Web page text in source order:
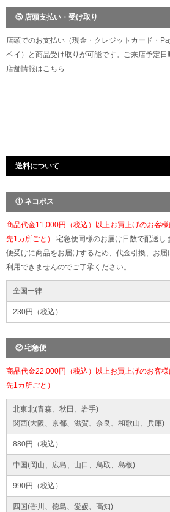
⑤ 店頭支払い・受け取り
店頭でのお支払い（現金・クレジットカード・
ペイ）と商品受け取りが可能です。ご来店予定日
店舗情報はこちら
送料について
① ネコポス
商品代金11,000円（税込）以上お買上げのお客
先1カ所ごと） 宅急便同様のお届け日数で配送し
便受けに商品をお届けするため、代金引換、お
利用できませんのでご了承ください。
全国一律
230円（税込）
② 宅急便
商品代金22,000円（税込）以上お買上げのお客
先1カ所ごと）
北東北(青森、秋田、岩手)
関西(大阪、京都、滋賀、奈良、和歌山、兵庫)
880円（税込）
中国(岡山、広島、山口、鳥取、島根)
990円（税込）
四国(香川、徳島、愛媛、高知)